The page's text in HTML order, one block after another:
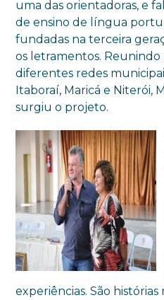
uma das orientadoras, e
de ensino de língua
fundadas na terceira
os letramentos. Reunindo
diferentes redes
Itaboraí, Maricá e Niterói,
surgiu o projeto.
experiências. São